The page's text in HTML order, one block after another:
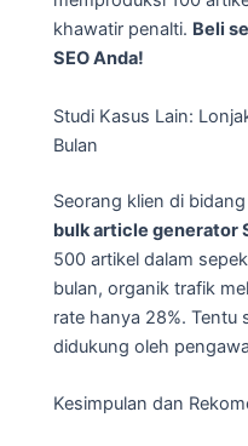
khawatir penalti. Beli
SEO Anda!
Studi Kasus Lain:
Bulan
Seorang klien di
bulk article generator
500 artikel dalam
bulan, organik trafik
rate hanya 28%. Tentu
didukung oleh
Kesimpulan dan